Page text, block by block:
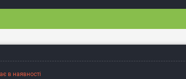
в наявності